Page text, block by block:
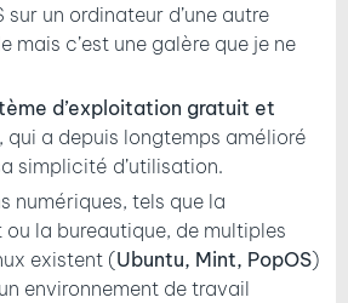
sur un ordinateur d’une autre
mais c’est une galère que je ne
d’exploitation gratuit et
, qui a depuis longtemps amélioré
simplicité d’utilisation.
numériques, tels que la
la bureautique, de multiples
existent (Ubuntu, Mint, PopOS)
environnement de travail